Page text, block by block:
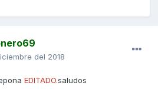
del 2018
EDITADO.saludos